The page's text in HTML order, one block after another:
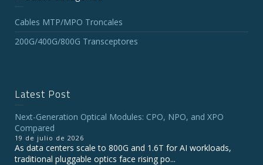
Cables MTP/MPO Troncales
200G/400G/800G Transceptores
Latest Post
Next-Generation Optical Modules: CPO, NPO, and XPO
Compared
19 de julio de 2026
As data centers scale to 800G and 1.6T for AI workloads,
traditional pluggable optics face rising po...